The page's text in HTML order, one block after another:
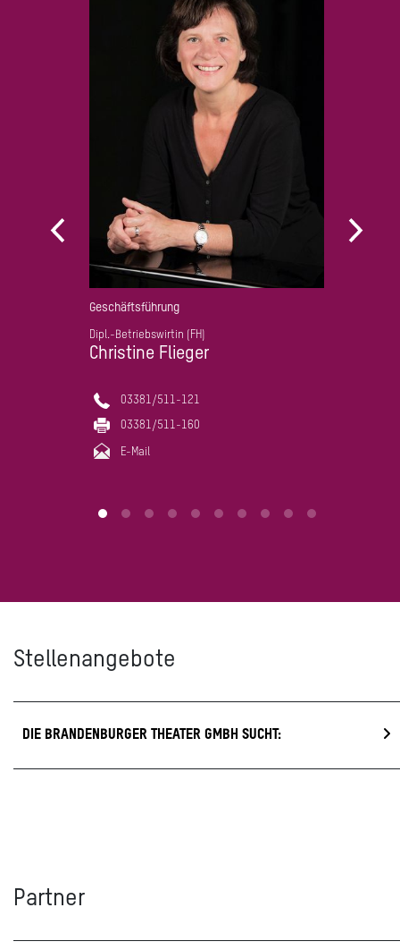
Geschäftsführung
Dipl.-Betriebswirtin (FH)
Christine Flieger
03381/511-121
03381/511-160
E-Mail
Stellenangebote
DIE BRANDENBURGER THEATER GMBH SUCHT:
Partner